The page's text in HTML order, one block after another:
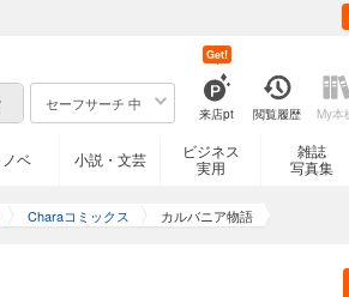
セーフサーチ 中
来店pt
Get!
閲覧履歴 My本
ベ 小説・文芸
ビジネス
実用
雑誌
写真集
Charaコミックス カルバニア物語